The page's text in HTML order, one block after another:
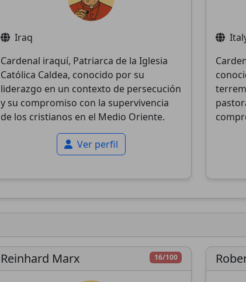
Iraq
Cardenal iraquí, Patriarca de la Iglesia
Católica Caldea, conocido por su
liderazgo en un contexto de persecución
y su compromiso con la supervivencia
de los cristianos en el Medio Oriente.
Ver perfil
16/100
Reinhard Marx